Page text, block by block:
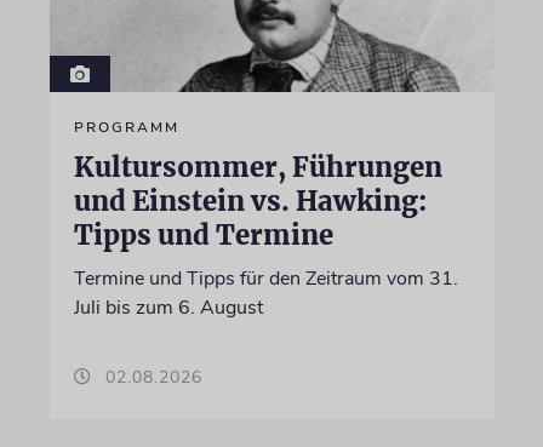
PROGRAMM
Kultursommer, Führungen
und Einstein vs. Hawking:
Tipps und Termine
Termine und Tipps für den Zeitraum vom 31.
Juli bis zum 6. August
02.08.2026